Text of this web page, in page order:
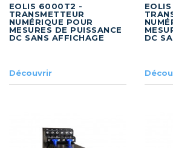
EOLIS 6000T2 -
TRANSMETTEUR
NUMÉRIQUE POUR
MESURES DE PUISSANCE
DC SANS AFFICHAGE
Découvrir
DC